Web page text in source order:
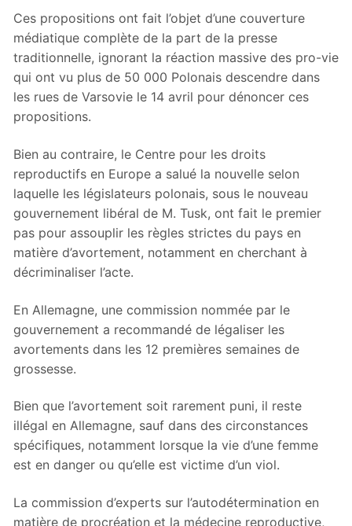
Ces propositions ont fait l’objet d’une couverture
médiatique complète de la part de la presse
traditionnelle, ignorant la réaction massive des pro-vie
qui ont vu plus de 50 000 Polonais descendre dans
les rues de Varsovie le 14 avril pour dénoncer ces
propositions.
Bien au contraire, le Centre pour les droits
reproductifs en Europe a salué la nouvelle selon
laquelle les législateurs polonais, sous le nouveau
gouvernement libéral de M. Tusk, ont fait le premier
pas pour assouplir les règles strictes du pays en
matière d’avortement, notamment en cherchant à
décriminaliser l’acte.
En Allemagne, une commission nommée par le
gouvernement a recommandé de légaliser les
avortements dans les 12 premières semaines de
grossesse.
Bien que l’avortement soit rarement puni, il reste
illégal en Allemagne, sauf dans des circonstances
spécifiques, notamment lorsque la vie d’une femme
est en danger ou qu’elle est victime d’un viol.
La commission d’experts sur l’autodétermination en
matière de procréation et la médecine reproductive,